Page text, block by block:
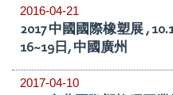
2016-04-21
2017 中國國際橡塑展 ,
16~19日, 中國廣州
2017-04-10